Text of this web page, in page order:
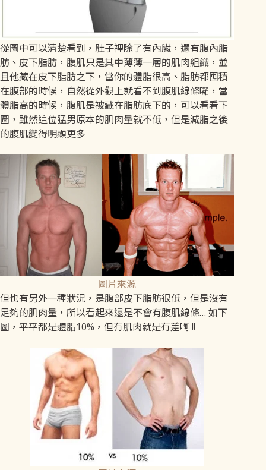
從圖中可以清楚看到，肚子裡除了有內臟，還有腹內脂
肪、皮下脂肪，腹肌只是其中薄薄一層的肌肉組織，並
且他藏在皮下脂肪之下，當你的體脂很高、脂肪都囤積
在腹部的時候，自然從外觀上就看不到腹肌線條囉，當
體脂高的時候，腹肌是被藏在脂肪底下的，可以看看下
圖，雖然這位猛男原本的肌肉量就不低，但是減脂之後
的腹肌變得明顯更多
圖片來源
但也有另外一種狀況，是腹部皮下脂肪很低，但是沒有
足夠的肌肉量，所以看起來還是不會有腹肌線條… 如下
圖，平平都是體脂10%，但有肌肉就是有差啊 !!